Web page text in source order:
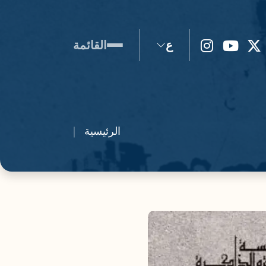
ع القائمة
الرئيسية